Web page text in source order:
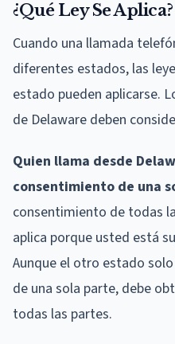
¿Qué Ley Se Aplica?
Cuando una llamada
diferentes estados, las
estado pueden aplicarse.
de Delaware deben
Quien llama desde
consentimiento de una
consentimiento de todas
aplica porque usted está
Aunque el otro estado
de una sola parte, debe
todas las partes.